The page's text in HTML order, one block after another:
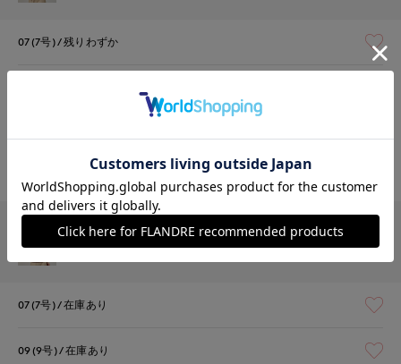
07(7号) 残りわずか
13(13号) 在庫なし
￥4,950 (税込)
07(7号) 在庫あり
09(9号) 在庫あり